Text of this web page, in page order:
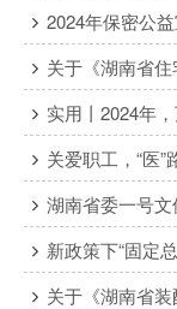
建议与思考
2024年保密公
关于《湖南省住
的解读
实用丨2024年
关爱职工，“医
获满满
湖南省委一号文
新政策下“固定
如何调整？
关于《湖南省